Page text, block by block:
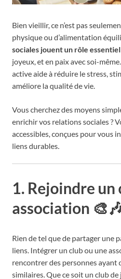
Bien vieillir, ce n’est pas
physique ou d’alimentation
sociales jouent un rôle essentiel
joyeux, et en paix avec soi-
active aide à réduire le stress,
améliore la qualité de vie.
Vous cherchez des moyens
enrichir vos relations sociales ?
accessibles, conçues pour vous
liens durables.
1. Rejoindre un
association
Rien de tel que de partager une
liens. Intégrer un club ou une
rencontrer des personnes ayant
similaires. Que ce soit un club